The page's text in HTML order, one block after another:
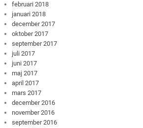
februari 2018
januari 2018
december 2017
oktober 2017
september 2017
juli 2017
juni 2017
maj 2017
april 2017
mars 2017
december 2016
november 2016
september 2016